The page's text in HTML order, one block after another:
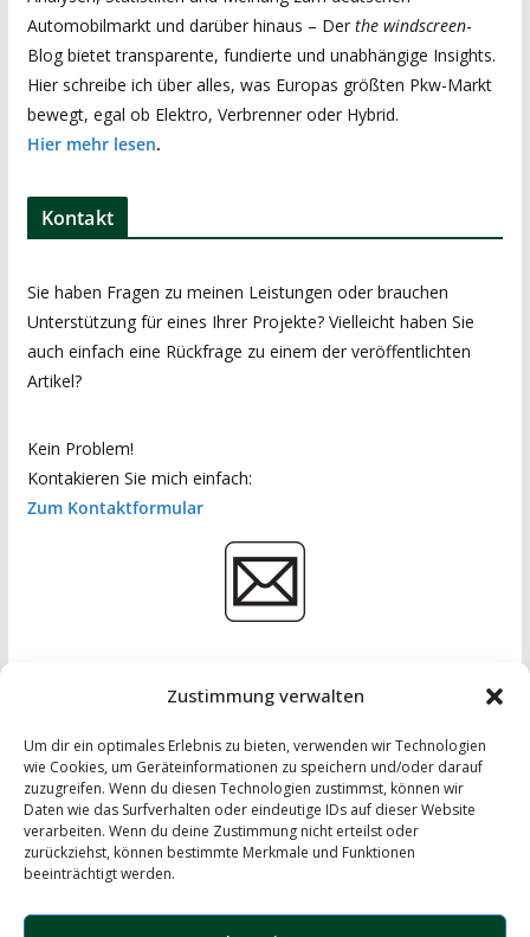
Zustimmung verwalten
Um dir ein optimales Erlebnis zu bieten, verwenden wir Technologien
wie Cookies, um Geräteinformationen zu speichern und/oder darauf
zuzugreifen. Wenn du diesen Technologien zustimmst, können wir
Daten wie das Surfverhalten oder eindeutige IDs auf dieser Website
verarbeiten. Wenn du deine Zustimmung nicht erteilst oder
zurückziehst, können bestimmte Merkmale und Funktionen
beeinträchtigt werden.
Automobilmarkt und darüber hinaus – Der the windscreen-
Blog bietet transparente, fundierte und unabhängige Insights.
Hier schreibe ich über alles, was Europas größten Pkw-Markt
bewegt, egal ob Elektro, Verbrenner oder Hybrid.
Hier mehr lesen.
Kontakt
Sie haben Fragen zu meinen Leistungen oder brauchen
Unterstützung für eines Ihrer Projekte? Vielleicht haben Sie
auch einfach eine Rückfrage zu einem der veröffentlichten
Artikel?
Kein Problem!
Kontakieren Sie mich einfach:
Zum Kontaktformular
IMPRESSUM-DATENSCHUTZERKLÄRUNG- KONTAKT
LinkedIn
Instagram